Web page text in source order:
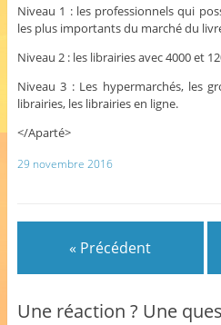
Niveau 1 : les professionnels qui
les plus importants du marché du
Niveau 2 : les librairies avec 4000 et
Niveau 3 : Les hypermarchés, les
librairies, les librairies en ligne.
</Aparté>
29 novembre 2016
« Précédent
Une réaction ? Une